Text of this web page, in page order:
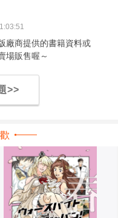
廠商提供的書籍資料或
場販售喔～
>>